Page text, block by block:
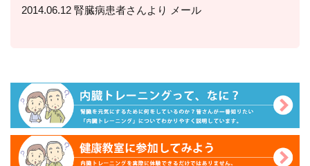
2014.06.12 腎臓病患者さんより メール